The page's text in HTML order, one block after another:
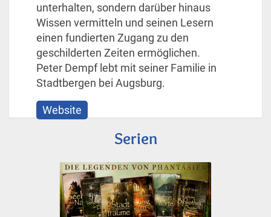
unterhalten, sondern darüber hinaus
Wissen vermitteln und seinen Lesern
einen fundierten Zugang zu den
geschilderten Zeiten ermöglichen.
Peter Dempf lebt mit seiner Familie in
Stadtbergen bei Augsburg.
Website
Serien